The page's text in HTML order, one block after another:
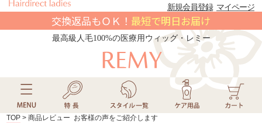
新規会員登録 マイページ
交換返品もＯＫ！ 最短で明日お届け
最高級人毛100%の医療用ウィッグ・レミー
TOP > 商品レビュー お客様の声をご紹介します